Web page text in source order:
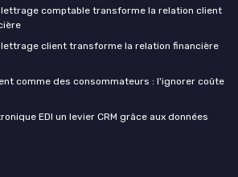
comptable transforme la relation client
client transforme la relation financière
comme des consommateurs : l'ignorer coûte
EDI un levier CRM grâce aux données